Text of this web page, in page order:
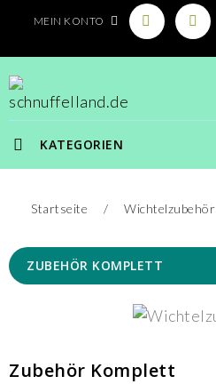
MEIN KONTO
KATEGORIEN
Startseite Wichtelzubehör
ZUBEHÖR KOMPLETT
Zubehör Komplett